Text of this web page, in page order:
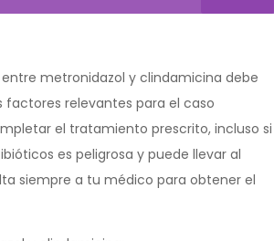
entre metronidazol y clindamicina debe
factores relevantes para el caso
el tratamiento prescrito, incluso si
es peligrosa y puede llevar al
siempre a tu médico para obtener el